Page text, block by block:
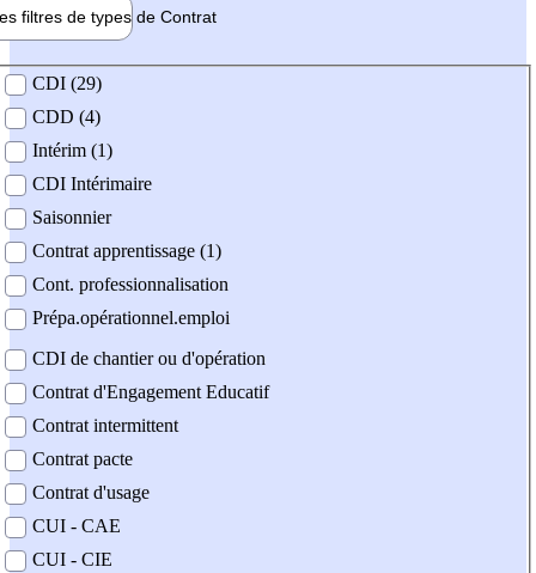
filtres de types de Contrat
contrat
CDI (29)
CDD (4)
Intérim (1)
CDI Intérimaire
Saisonnier
Contrat apprentissage (1)
Cont. professionnalisation
Prépa.opérationnel.emploi
CDI de chantier ou d'opération
Contrat d'Engagement Educatif
Contrat intermittent
Contrat pacte
Contrat d'usage
CUI - CAE
CUI - CIE